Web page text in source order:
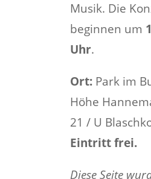
Musik. Die
beginnen um
Uhr.
Ort:Park im
Höhe
21 / U
Eintritt frei.
Diese Seite